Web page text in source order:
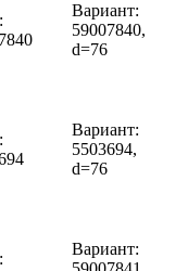
Вариант:
59007840,
d=76
Вариант:
5503694,
d=76
Вариант: